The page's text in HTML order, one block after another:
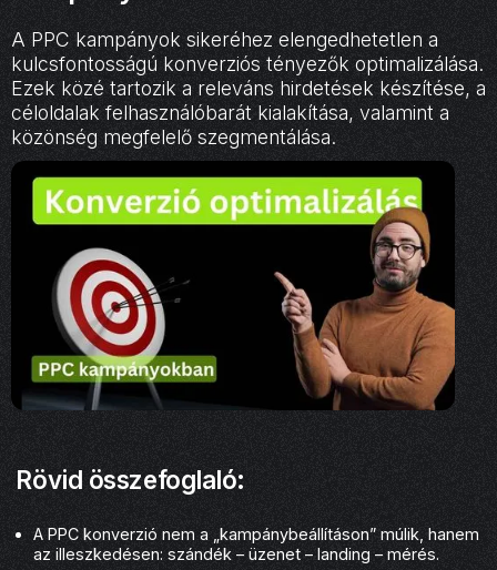
A PPC kampányok sikeréhez elengedhetetlen a
kulcsfontosságú konverziós tényezők optimalizálása.
Ezek közé tartozik a releváns hirdetések készítése, a
céloldalak felhasználóbarát kialakítása, valamint a
közönség megfelelő szegmentálása.
Rövid összefoglaló:
A PPC konverzió nem a „kampánybeállításon” múlik, hanem
az illeszkedésen: szándék – üzenet – landing – mérés.